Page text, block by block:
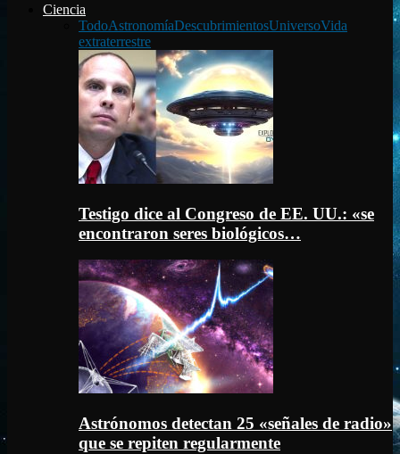
Ciencia
TodoAstronomíaDescubrimientosUniversoVida
extraterrestre
Testigo dice al Congreso de EE. UU.: «se
encontraron seres biológicos…
Astrónomos detectan 25 «señales de radio»
que se repiten regularmente